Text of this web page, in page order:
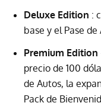
Deluxe Edition :
base y el Pase de
Premium Edition
precio de 100
de Autos, la
Pack de